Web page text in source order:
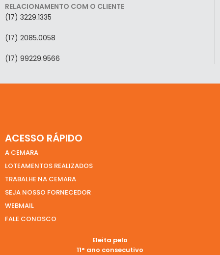
RELACIONAMENTO COM O CLIENTE
(17) 3229.1335
(17) 2085.0058
(17) 99229.9566
ACESSO RÁPIDO
A CEMARA
LOTEAMENTOS REALIZADOS
TRABALHE NA CEMARA
SEJA NOSSO FORNECEDOR
WEBMAIL
FALE CONOSCO
Eleita pelo
11° ano consecutivo